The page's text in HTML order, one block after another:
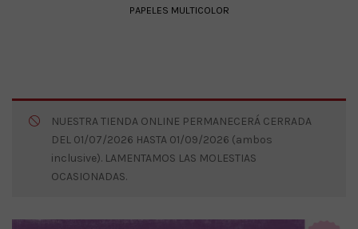
PAPELES MULTICOLOR
NUESTRA TIENDA ONLINE PERMANECERÁ CERRADA
DEL 01/07/2026 HASTA 01/09/2026 (ambos
inclusive). LAMENTAMOS LAS MOLESTIAS
OCASIONADAS.